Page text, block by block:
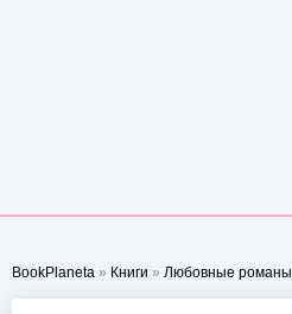
BookPlaneta » Книги » Любовные романы